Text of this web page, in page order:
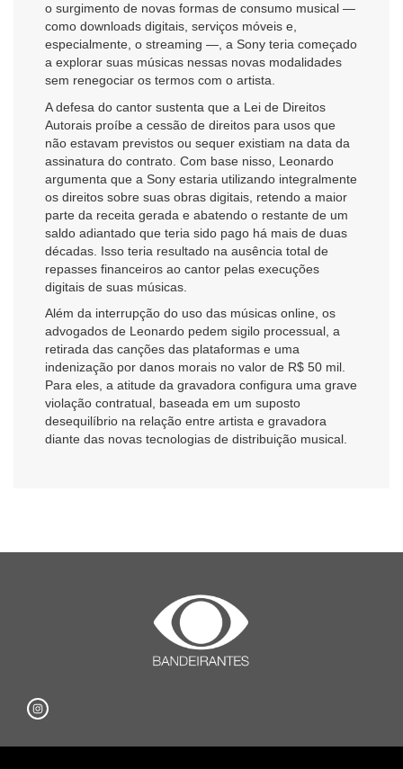
o surgimento de novas formas de consumo musical —
como downloads digitais, serviços móveis e,
especialmente, o streaming —, a Sony teria começado
a explorar suas músicas nessas novas modalidades
sem renegociar os termos com o artista.
A defesa do cantor sustenta que a Lei de Direitos
Autorais proíbe a cessão de direitos para usos que
não estavam previstos ou sequer existiam na data da
assinatura do contrato. Com base nisso, Leonardo
argumenta que a Sony estaria utilizando integralmente
os direitos sobre suas obras digitais, retendo a maior
parte da receita gerada e abatendo o restante de um
saldo adiantado que teria sido pago há mais de duas
décadas. Isso teria resultado na ausência total de
repasses financeiros ao cantor pelas execuções
digitais de suas músicas.
Além da interrupção do uso das músicas online, os
advogados de Leonardo pedem sigilo processual, a
retirada das canções das plataformas e uma
indenização por danos morais no valor de R$ 50 mil.
Para eles, a atitude da gravadora configura uma grave
violação contratual, baseada em um suposto
desequilíbrio na relação entre artista e gravadora
diante das novas tecnologias de distribuição musical.